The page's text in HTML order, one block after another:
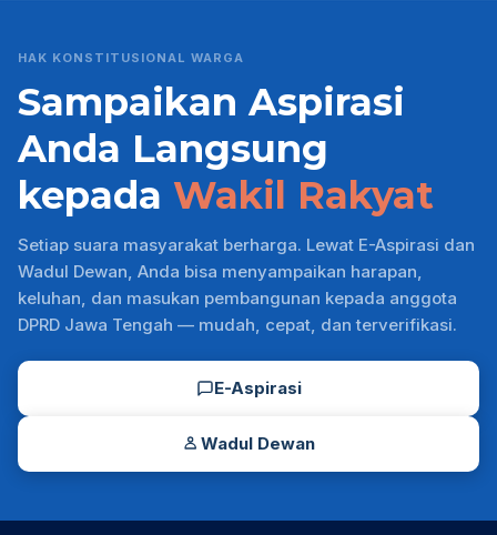
HAK KONSTITUSIONAL WARGA
Sampaikan Aspirasi
Anda Langsung
kepada Wakil Rakyat
Setiap suara masyarakat berharga. Lewat E-Aspirasi dan
Wadul Dewan, Anda bisa menyampaikan harapan,
keluhan, dan masukan pembangunan kepada anggota
DPRD Jawa Tengah — mudah, cepat, dan terverifikasi.
E-Aspirasi
Wadul Dewan